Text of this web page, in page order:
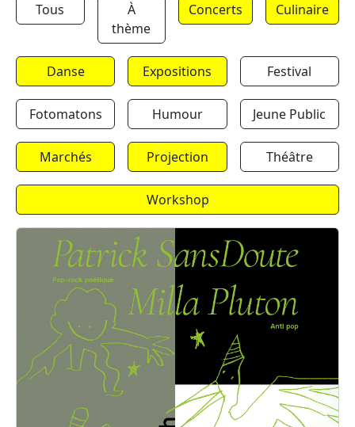
Tous
À
thème
Concerts Culinaire
Danse Expositions Festival
Fotomatons Humour Jeune Public
Marchés Projection Théâtre
Workshop